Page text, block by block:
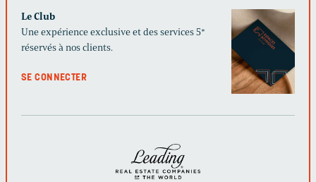
Le Club
Une expérience exclusive et des services 5*
réservés à nos clients.
SE CONNECTER